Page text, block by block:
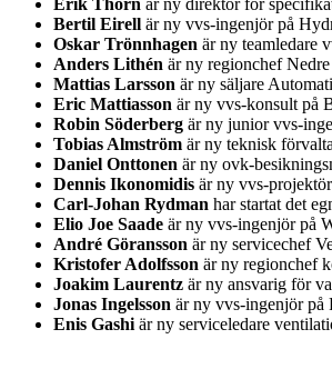
Erik Thörn är ny direktör för
Bertil Eirell är ny vvs-ingenjör på
Oskar Trönnhagen är ny teamledare
Anders Lithén är ny regionchef
Mattias Larsson är ny säljare
Eric Mattiasson är ny vvs-konsult på
Robin Söderberg är ny junior vvs-
Tobias Almström är ny teknisk
Daniel Onttonen är ny ovk-
Dennis Ikonomidis är ny vvs-
Carl-Johan Rydman har startat det
Elio Joe Saade är ny vvs-ingenjör på
André Göransson är ny servicechef
Kristofer Adolfsson är ny regionchef
Joakim Laurentz är ny ansvarig för
Jonas Ingelsson är ny vvs-ingenjör på
Enis Gashi är ny serviceledare